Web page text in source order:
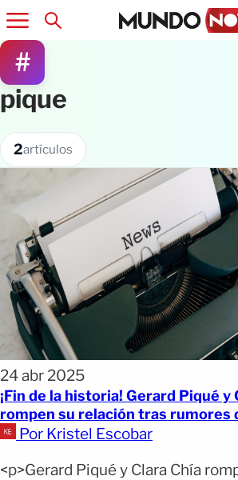
#
pique
2artículos
24 abr 2025
¡Fin de la historia! Gerard Piqué y
rompen su relación tras rumores
Por Kristel Escobar
<p>Gerard Piqué y Clara Chía